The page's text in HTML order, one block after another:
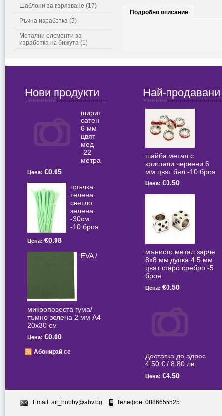
Шаблони за изрязване (17)
Ръчна изработка (5)
Метални елементи за
изработка на бижута (1)
Подробно описание
Нови продукти
ширит
сатен
6 мм
цвят
мед
-22
метра
Цена: €0.65
пръчка
телена
светлo
зелена
-30см.
-10 броя
Цена: €0.98
EVA /
микропореста гума/
тъмно зелена 2 мм А4
20x30 см
Цена: €0.60
Абонирай се
Най-продавани
шайба метал с
кристали червени 6
мм цвят бял -10 броя
Цена: €0.50
мънисто метал зарче
8x8 мм дупка 4.5 мм
цвят старо сребро -5
броя
Цена: €0.50
Доставка до адрес
4.50 € / 8.80 лв.
Цена: €4.50
Email: art_hobby@abv.bg Телефон: 0886655525